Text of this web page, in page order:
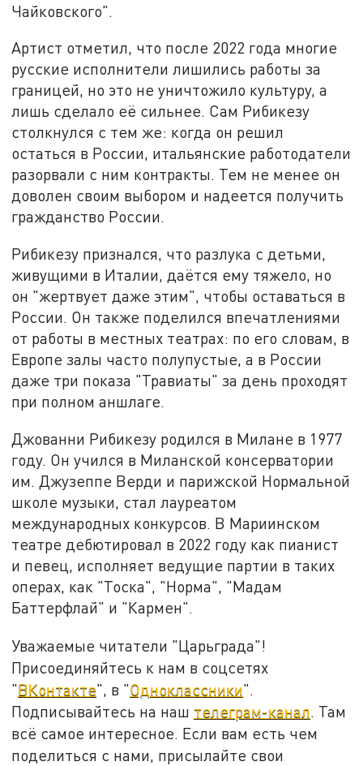
Чайковского".
Артист отметил, что после 2022 года многие
русские исполнители лишились работы за
границей, но это не уничтожило культуру, а
лишь сделало её сильнее. Сам Рибикезу
столкнулся с тем же: когда он решил
остаться в России, итальянские работодатели
разорвали с ним контракты. Тем не менее он
доволен своим выбором и надеется получить
гражданство России.
Рибикезу признался, что разлука с детьми,
живущими в Италии, даётся ему тяжело, но
он "жертвует даже этим", чтобы оставаться в
России. Он также поделился впечатлениями
от работы в местных театрах: по его словам, в
Европе залы часто полупустые, а в России
даже три показа "Травиаты" за день проходят
при полном аншлаге.
Джованни Рибикезу родился в Милане в 1977
году. Он учился в Миланской консерватории
им. Джузеппе Верди и парижской Нормальной
школе музыки, стал лауреатом
международных конкурсов. В Мариинском
театре дебютировал в 2022 году как пианист
и певец, исполняет ведущие партии в таких
операх, как "Тоска", "Норма", "Мадам
Баттерфлай" и "Кармен".
Уважаемые читатели "Царьграда"!
Присоединяйтесь к нам в соцсетях
"ВКонтакте", в "Одноклассники".
Подписывайтесь на наш телеграм-канал . Там
всё самое интересное. Если вам есть чем
поделиться с нами, присылайте свои